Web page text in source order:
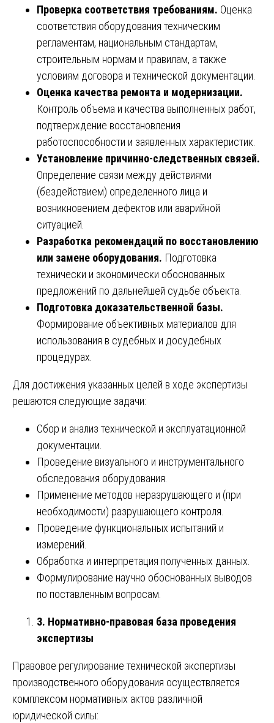
Проверка соответствия требованиям. Оценка
соответствия оборудования техническим
регламентам, национальным стандартам,
строительным нормам и правилам, а также
условиям договора и технической документации.
Оценка качества ремонта и модернизации.
Контроль объема и качества выполненных работ,
подтверждение восстановления
работоспособности и заявленных характеристик.
Установление причинно-следственных связей.
Определение связи между действиями
(бездействием) определенного лица и
возникновением дефектов или аварийной
ситуацией.
Разработка рекомендаций по восстановлению
или замене оборудования. Подготовка
технически и экономически обоснованных
предложений по дальнейшей судьбе объекта.
Подготовка доказательственной базы.
Формирование объективных материалов для
использования в судебных и досудебных
процедурах.
Для достижения указанных целей в ходе экспертизы
решаются следующие задачи:
Сбор и анализ технической и эксплуатационной
документации.
Проведение визуального и инструментального
обследования оборудования.
Применение методов неразрушающего и (при
необходимости) разрушающего контроля.
Проведение функциональных испытаний и
измерений.
Обработка и интерпретация полученных данных.
Формулирование научно обоснованных выводов
по поставленным вопросам.
3. Нормативно-правовая база проведения
экспертизы
Правовое регулирование технической экспертизы
производственного оборудования осуществляется
комплексом нормативных актов различной
юридической силы: